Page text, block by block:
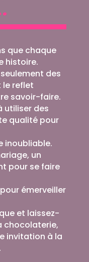
que chaque
histoire.
des
le reflet
savoir-faire.
utiliser des
qualité pour
inoubliable.
un
pour se faire
émerveiller
et laissez-
chocolaterie,
invitation à la